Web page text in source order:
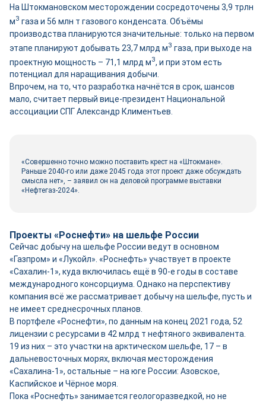
На Штокмановском месторождении сосредоточены 3,9 трлн
м3 газа и 56 млн т газового конденсата. Объёмы
производства планируются значительные: только на первом
этапе планируют добывать 23,7 млрд м3 газа, при выходе на
проектную мощность – 71,1 млрд м3, и при этом есть
потенциал для наращивания добычи.
Впрочем, на то, что разработка начнётся в срок, шансов
мало, считает первый вице-президент Национальной
ассоциации СПГ Александр Климентьев.
«Совершенно точно можно поставить крест на «Штокмане».
Раньше 2040-го или даже 2045 года этот проект даже обсуждать
смысла нет», – заявил он на деловой программе выставки
«Нефтегаз-2024».
Проекты «Роснефти» на шельфе России
Сейчас добычу на шельфе России ведут в основном
«Газпром» и «Лукойл». «Роснефть» участвует в проекте
«Сахалин-1», куда включилась ещё в 90-е годы в составе
международного консорциума. Однако на перспективу
компания всё же рассматривает добычу на шельфе, пусть и
не имеет среднесрочных планов.
В портфеле «Роснефти», по данным на конец 2021 года, 52
лицензии с ресурсами в 42 млрд т нефтяного эквивалента.
19 из них – это участки на арктическом шельфе, 17 – в
дальневосточных морях, включая месторождения
«Сахалина-1», остальные – на юге России: Азовское,
Каспийское и Чёрное моря.
Пока «Роснефть» занимается геологоразведкой, но не